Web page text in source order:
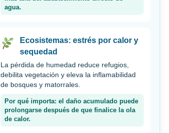
agua.
Ecosistemas: estrés por calor y
sequedad
La pérdida de humedad reduce refugios,
debilita vegetación y eleva la inflamabilidad
de bosques y matorrales.
Por qué importa: el daño acumulado puede
prolongarse después de que finalice la ola
de calor.